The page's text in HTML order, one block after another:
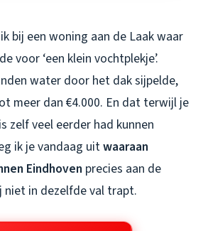
bij een woning aan de Laak waar
voor ‘een klein vochtplekje’.
water door het dak sijpelde,
meer dan €4.000. En dat terwijl je
zelf veel eerder had kunnen
ik je vandaag uitwaaraan
Eindhoven precies aan de
in dezelfde val trapt.